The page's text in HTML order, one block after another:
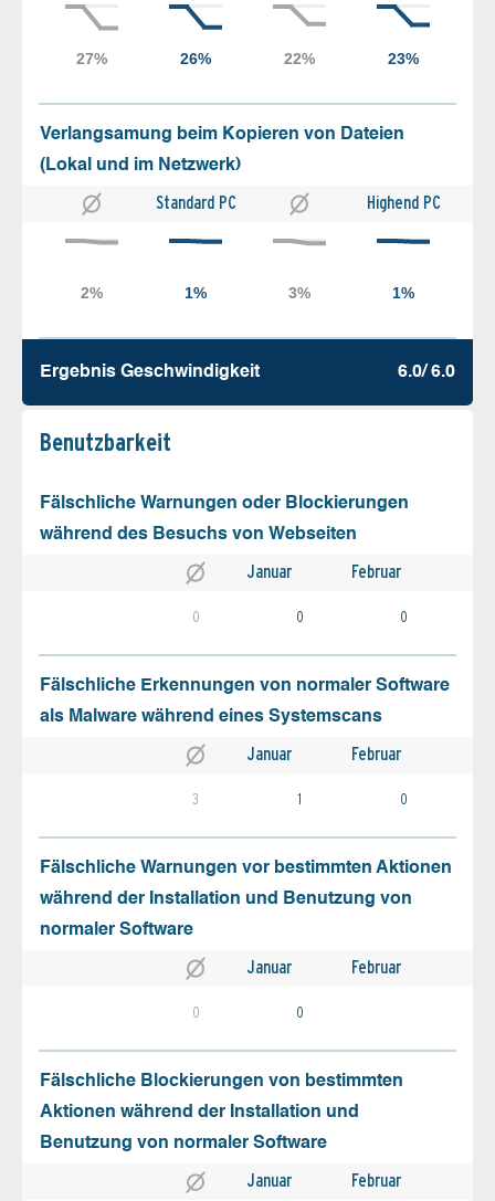
Verlangsamung beim Kopieren von Dateien
(Lokal und im Netzwerk)
Standard PC Highend PC
Ergebnis Geschw­indigkeit 6.0/ 6.0
Benutz­barkeit
Fälschliche Warnungen oder Blockierungen
während des Besuchs von Webseiten
Januar Februar
0 0 0
Fälschliche Erkennungen von normaler Software
als Malware während eines Systemscans
Januar Februar
3 1 0
Fälschliche Warnungen vor bestimmten Aktionen
während der Installation und Benutzung von
normaler Software
Januar Februar
0 0
Fälschliche Blockierungen von bestimmten
Aktionen während der Installation und
Benutzung von normaler Software
Januar Februar